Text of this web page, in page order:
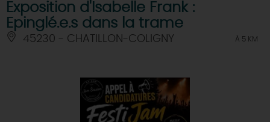
Exposition d'Isabelle Frank :
Epinglé.e.s dans la trame
45230 - CHATILLON-COLIGNY À 5 KM